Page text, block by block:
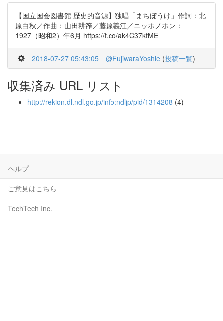
【国立国会図書館 歴史的音源】独唱「まちぼうけ」作詞：北
原白秋／作曲：山田耕筰／藤原義江／ニッポノホン：
1927（昭和2）年6月 https://t.co/ak4C37kfME
2018-07-27 05:43:05 @FujiwaraYoshie (投稿一覧)
収集済み URL リスト
http://rekion.dl.ndl.go.jp/info:ndljp/pid/1314208 (4)
ヘルプ
ご意見はこちら
TechTech Inc.